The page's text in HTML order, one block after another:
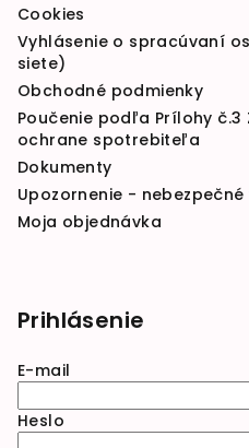
Cookies
Vyhlásenie o spracúvaní
siete)
Obchodné podmienky
Poučenie podľa Prílohy č.3
ochrane spotrebiteľa
Dokumenty
Upozornenie -
Moja objednávka
Prihlásenie
E-mail
Heslo